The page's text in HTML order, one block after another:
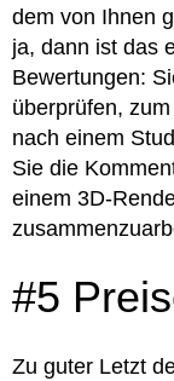
dem von Ihnen
ja, dann ist das
Bewertungen:
überprüfen,
nach einem
Sie die
einem 3D-
#5
Zu guter Letzt